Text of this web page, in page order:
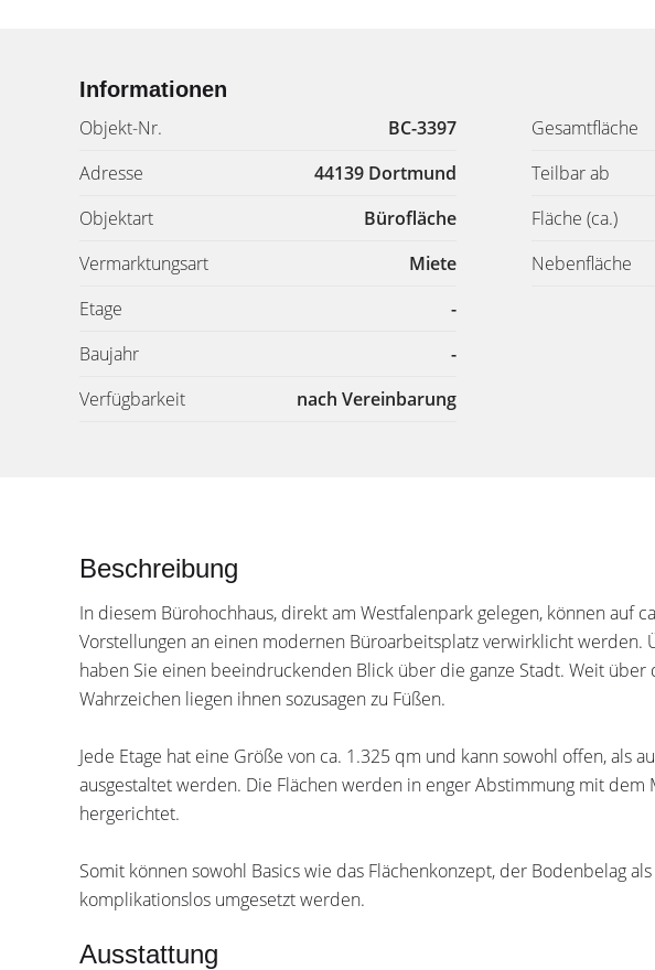
Informationen
Objekt-Nr.
BC-3397
Adresse
44139 Dortmund
Objektart
Bürofläche
Vermarktungsart
Miete
Etage
-
Baujahr
-
Verfügbarkeit
nach Vereinbarung
Gesamtfläche
Teilbar ab
Fläche (ca.)
Nebenfläche
Beschreibung
In diesem Bürohochhaus, direkt am Westfalenpark gelegen, können auf
Vorstellungen an einen modernen Büroarbeitsplatz verwirklicht werden.
haben Sie einen beeindruckenden Blick über die ganze Stadt. Weit
Wahrzeichen liegen ihnen sozusagen zu Füßen.
Jede Etage hat eine Größe von ca. 1.325 qm und kann sowohl offen, als
ausgestaltet werden. Die Flächen werden in enger Abstimmung mit dem
hergerichtet.
Somit können sowohl Basics wie das Flächenkonzept, der Bodenbelag
komplikationslos umgesetzt werden.
Ausstattung